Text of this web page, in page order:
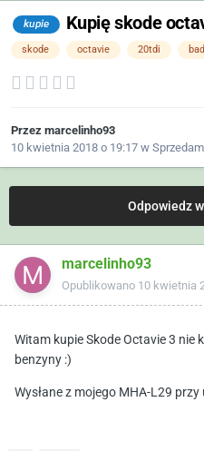
kupie Kupię skode
skode octavie 20tdi
Przez marcelinho93
10 kwietnia 2018 o 19:17 w
Odpowiedz
marcelinho93
Opublikowano 10 kwietnia
Witam kupie Skode Octavie 3 nie
benzyny :)
Wysłane z mojego MHA-L29